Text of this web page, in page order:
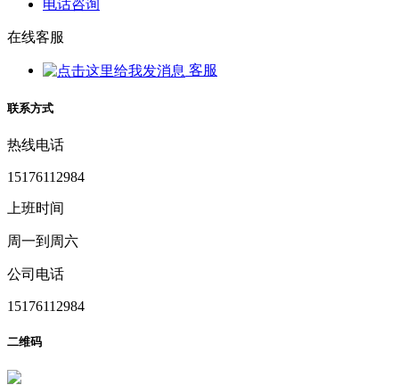
电话咨询
在线客服
客服
联系方式
热线电话
15176112984
上班时间
周一到周六
公司电话
15176112984
二维码